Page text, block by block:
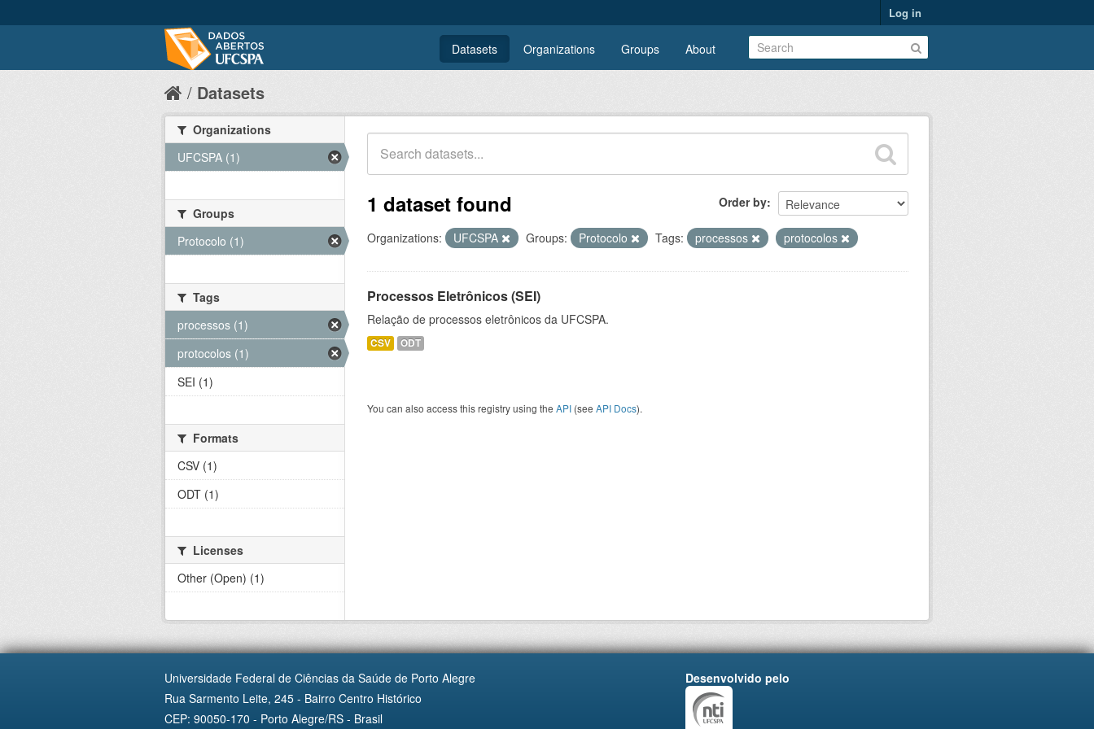
Log in
Datasets Organizations Groups About
Datasets
Order by
1 dataset found
Organizations: UFCSPA Groups: Protocolo Tags: processos protocolos
Processos Eletrônicos (SEI)
Relação de processos eletrônicos da UFCSPA.
CSV ODT
You can also access this registry using the API (see API Docs).
Organizations
UFCSPA (1)
Groups
Protocolo (1)
Tags
processos (1)
protocolos (1)
SEI (1)
Formats
CSV (1)
ODT (1)
Licenses
Other (Open) (1)
Universidade Federal de Ciências da Saúde de Porto Alegre
Rua Sarmento Leite, 245 - Bairro Centro Histórico
CEP: 90050-170 - Porto Alegre/RS - Brasil
Desenvolvido pelo